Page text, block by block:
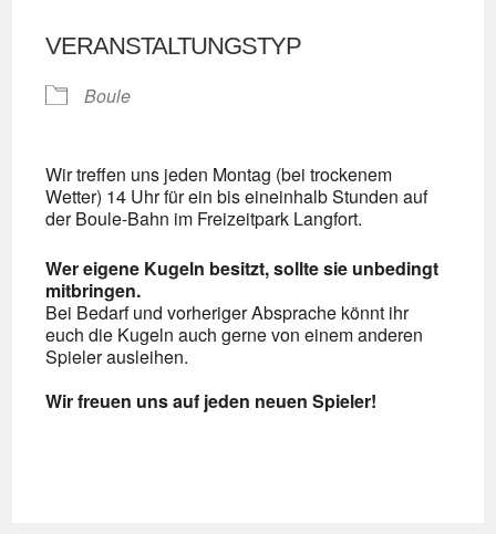
VERANSTALTUNGSTYP
Boule
Wir treffen uns jeden Montag (bei trockenem
Wetter) 14 Uhr für ein bis eineinhalb Stunden auf
der Boule-Bahn im Freizeitpark Langfort.
Wer eigene Kugeln besitzt, sollte sie unbedingt
mitbringen.
Bei Bedarf und vorheriger Absprache könnt ihr
euch die Kugeln auch gerne von einem anderen
Spieler ausleihen.
Wir freuen uns auf jeden neuen Spieler!